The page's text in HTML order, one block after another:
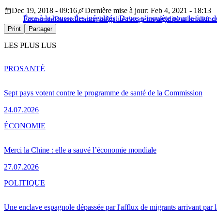
Face à la hausse des inégalités, Davos s’inquiète pour le futur
Dec 19, 2018 - 09:16
Dernière mise à jour: Feb 4, 2021 - 18:13
ÉconomieDavosÉconomieégalité des genreségalité salariale
Print Partager
LES PLUS LUS
Sept pays votent contre le programme de santé de la Commission
24.07.2026
PROSANTÉ
Merci la Chine : elle a sauvé l’économie mondiale
27.07.2026
ÉCONOMIE
Une enclave espagnole dépassée par l'afflux de migrants arrivant par
POLITIQUE